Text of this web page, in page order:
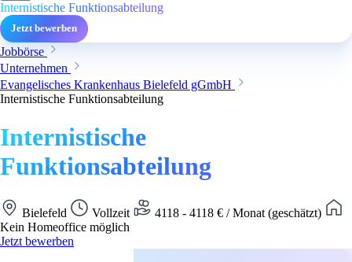
Internistische Funktionsabteilung
Jetzt bewerben
Jobbörse
Unternehmen
Evangelisches Krankenhaus Bielefeld gGmbH
Internistische Funktionsabteilung
Internistische
Funktionsabteilung
Bielefeld Vollzeit
4118 - 4118 € / Monat (geschätzt)
Kein Homeoffice möglich
Jetzt bewerben